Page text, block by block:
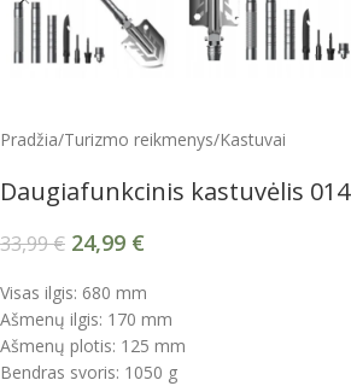
Pradžia/Turizmo reikmenys/Kastuvai
Daugiafunkcinis kastuvėlis 014
33,99€ 24,99 €
Visas ilgis: 680 mm
Ašmenų ilgis: 170 mm
Ašmenų plotis: 125 mm
Bendras svoris: 1050 g